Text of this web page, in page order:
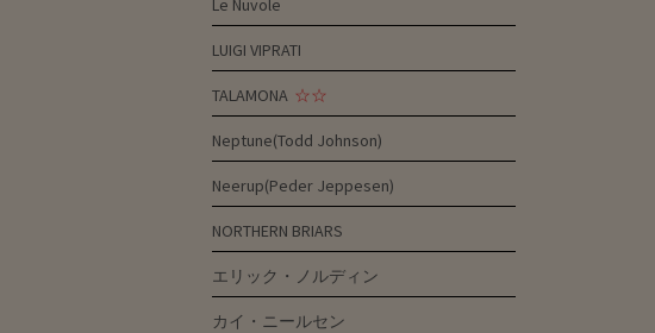
Le Nuvole
LUIGI VIPRATI
TALAMONA ☆☆
Neptune(Todd Johnson)
Neerup(Peder Jeppesen)
NORTHERN BRIARS
エリック・ノルディン
カイ・ニールセン